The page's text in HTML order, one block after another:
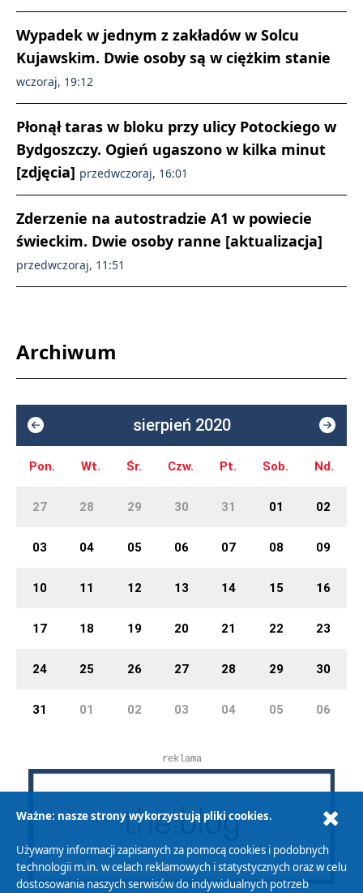
Wypadek w jednym z zakładów w Solcu
Kujawskim. Dwie osoby są w ciężkim stanie
wczoraj, 19:12
Płonął taras w bloku przy ulicy Potockiego w
Bydgoszczy. Ogień ugaszono w kilka minut
[zdjęcia] przedwczoraj, 16:01
Zderzenie na autostradzie A1 w powiecie
świeckim. Dwie osoby ranne [aktualizacja]
przedwczoraj, 11:51
Archiwum
sierpień 2020
Pon. Wt. Śr. Czw. Pt. Sob. Nd.
27 28 29 30 31 01 02
03 04 05 06 07 08 09
10 11 12 13 14 15 16
17 18 19 20 21 22 23
24 25 26 27 28 29 30
31 01 02 03 04 05 06
reklama
Ważne: nasze strony wykorzystują pliki cookies.
Używamy informacji zapisanych za pomocą cookies i podobnych
technologii m.in. w celach reklamowych i statystycznych oraz w celu
dostosowania naszych serwisów do indywidualnych potrzeb